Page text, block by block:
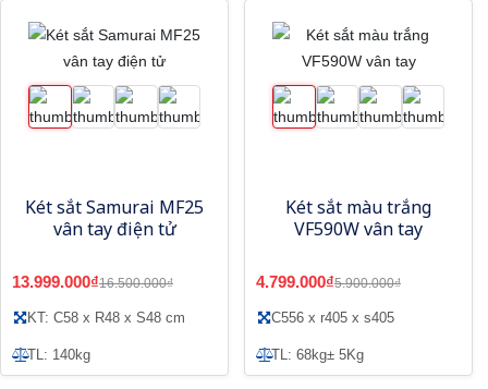
Két sắt Samurai MF25
vân tay điện tử
13.999.000₫16.500.000₫
KT: C58 x R48 x S48 cm
TL: 140kg
Két sắt màu trắng
VF590W vân tay
4.799.000₫5.900.000₫
C556 x r405 x s405
TL: 68kg± 5Kg